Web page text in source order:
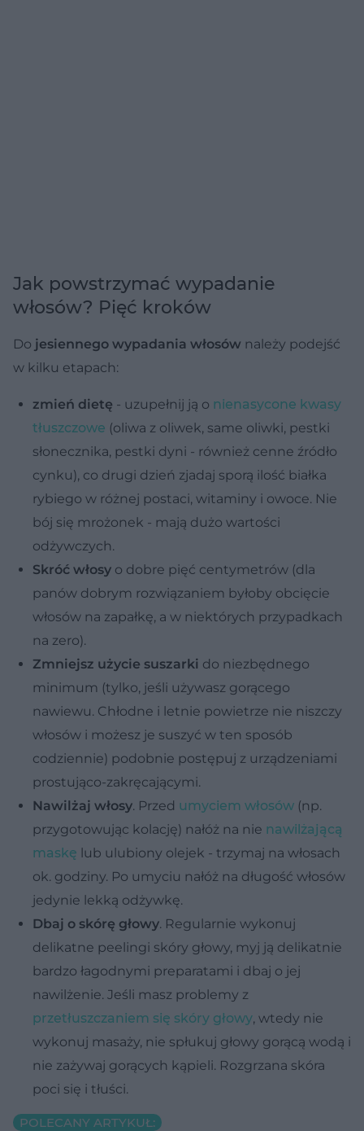
Jak powstrzymać wypadanie
włosów? Pięć kroków
Do jesiennego wypadania włosów należy podejść
w kilku etapach:
zmień dietę - uzupełnij ją o nienasycone kwasy
tłuszczowe (oliwa z oliwek, same oliwki, pestki
słonecznika, pestki dyni - również cenne źródło
cynku), co drugi dzień zjadaj sporą ilość białka
rybiego w różnej postaci, witaminy i owoce. Nie
bój się mrożonek - mają dużo wartości
odżywczych.
Skróć włosy o dobre pięć centymetrów (dla
panów dobrym rozwiązaniem byłoby obcięcie
włosów na zapałkę, a w niektórych przypadkach
na zero).
Zmniejsz użycie suszarki do niezbędnego
minimum (tylko, jeśli używasz gorącego
nawiewu. Chłodne i letnie powietrze nie niszczy
włosów i możesz je suszyć w ten sposób
codziennie) podobnie postępuj z urządzeniami
prostująco-zakręcającymi.
Nawilżaj włosy. Przed umyciem włosów (np.
przygotowując kolację) nałóż na nie nawilżającą
maskę lub ulubiony olejek - trzymaj na włosach
ok. godziny. Po umyciu nałóż na długość włosów
jedynie lekką odżywkę.
Dbaj o skórę głowy. Regularnie wykonuj
delikatne peelingi skóry głowy, myj ją delikatnie
bardzo łagodnymi preparatami i dbaj o jej
nawilżenie. Jeśli masz problemy z
przetłuszczaniem się skóry głowy, wtedy nie
wykonuj masaży, nie spłukuj głowy gorącą wodą i
nie zażywaj gorących kąpieli. Rozgrzana skóra
poci się i tłuści.
POLECANY ARTYKUŁ: